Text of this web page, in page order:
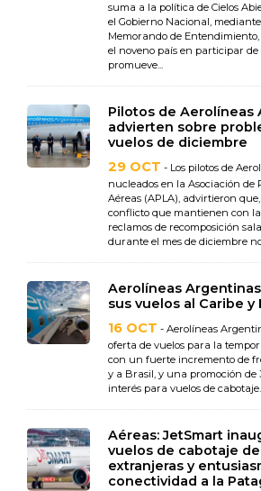
suma a la política de Cielos
el Gobierno Nacional,
Memorando de
el noveno país en participar
promueve...
Pilotos de Aerolíneas
advierten sobre
vuelos de diciembre
29 OCT - Los pilotos de
nucleados en la Asociación de
Aéreas (APLA), advirtieron
conflicto que mantienen con
reclamos de recomposición
durante el mes de diciembre
Aerolíneas
sus vuelos al Caribe y
16 OCT - Aerolíneas
oferta de vuelos para la
con un fuerte incremento de
y a Brasil, y una promoción de
interés para vuelos de
Aéreas: JetSmart
vuelos de cabotaje
extranjeras y
conectividad a la